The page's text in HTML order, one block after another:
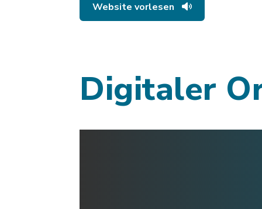
Website vorlesen
Digitaler